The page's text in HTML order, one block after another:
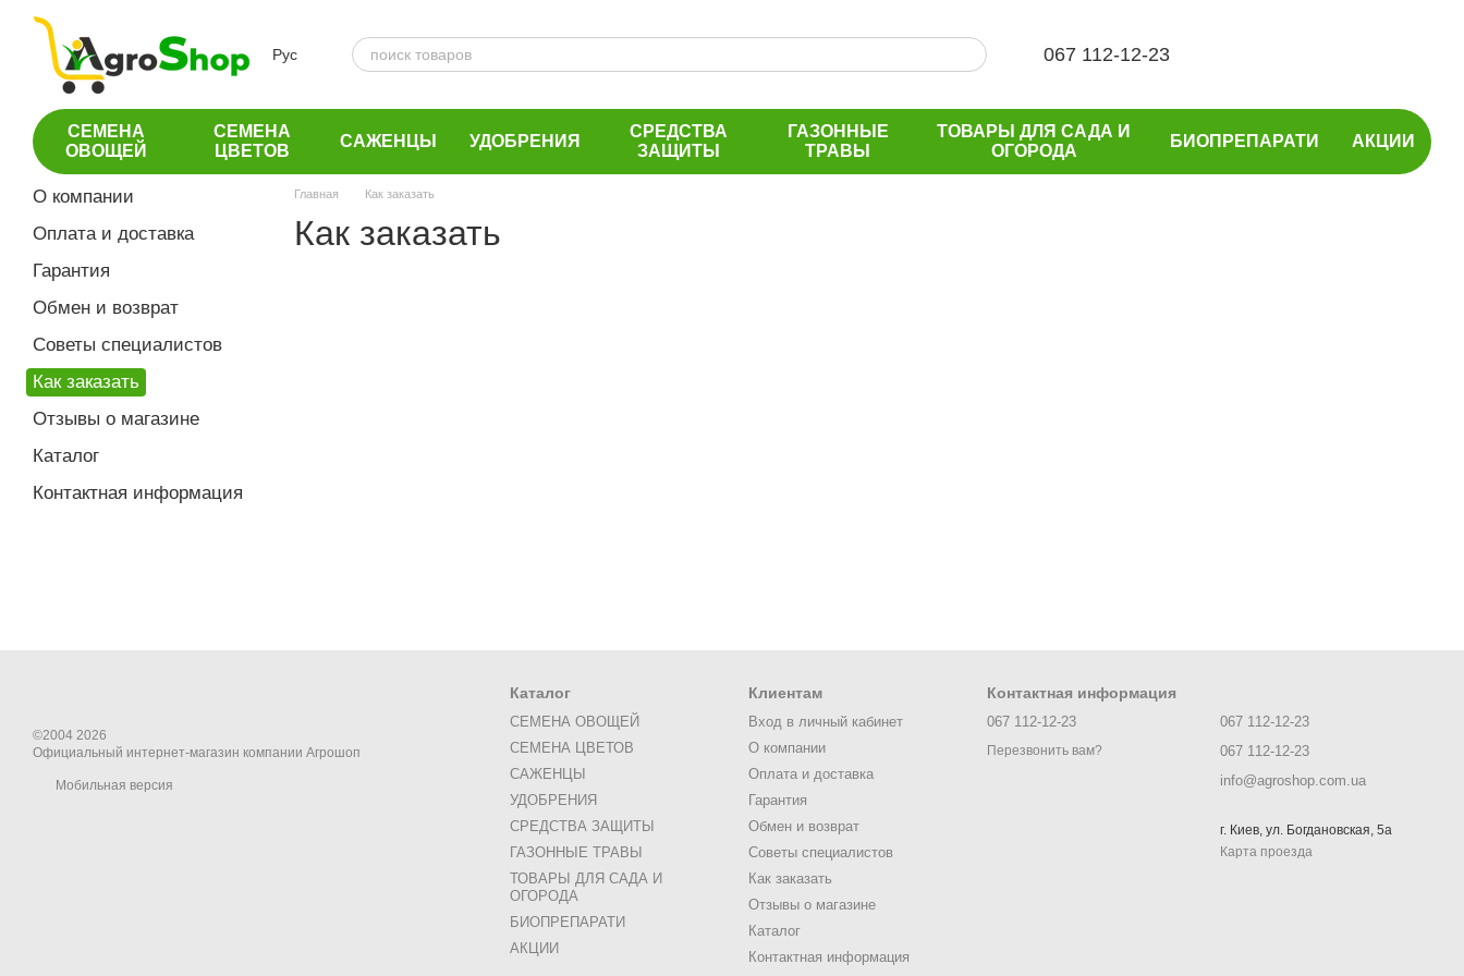
Перейти к основному контенту
Рус 067 112-12-23
СЕМЕНА
ОВОЩЕЙ
СЕМЕНА
ЦВЕТОВ
САЖЕНЦЫ УДОБРЕНИЯ
СРЕДСТВА
ЗАЩИТЫ
ГАЗОННЫЕ
ТРАВЫ
ТОВАРЫ ДЛЯ САДА И
ОГОРОДА
БИОПРЕПАРАТИ АКЦИИ
Главная Как заказать
Как заказать
О компании
Оплата и доставка
Гарантия
Обмен и возврат
Советы специалистов
Как заказать
Отзывы о магазине
Каталог
Контактная информация
©2004 2026
Официальный интернет-магазин компании Агрошоп
Мобильная версия
Каталог
СЕМЕНА ОВОЩЕЙ
СЕМЕНА ЦВЕТОВ
САЖЕНЦЫ
УДОБРЕНИЯ
СРЕДСТВА ЗАЩИТЫ
ГАЗОННЫЕ ТРАВЫ
ТОВАРЫ ДЛЯ САДА И
ОГОРОДА
БИОПРЕПАРАТИ
АКЦИИ
Клиентам
Вход в личный кабинет
О компании
Оплата и доставка
Гарантия
Обмен и возврат
Советы специалистов
Как заказать
Отзывы о магазине
Каталог
Контактная информация
Контактная информация
067 112-12-23
Перезвонить вам?
067 112-12-23
067 112-12-23
info@agroshop.com.ua
г. Киев, ул. Богдановская, 5а
Карта проезда